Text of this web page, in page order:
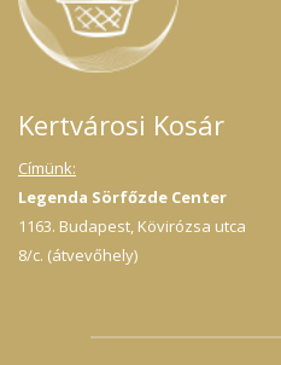
Kertvárosi Kosár
Címünk:
Legenda Sörfőzde Center
1163. Budapest, Kövirózsa utca
8/c. (átvevőhely)